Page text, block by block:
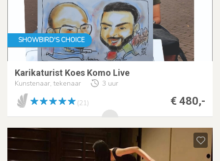
SHOWBIRD'S CHOICE
Karikaturist Koes Komo Live
Kunstenaar, tekenaar 3 uur
€ 480,-
(21)